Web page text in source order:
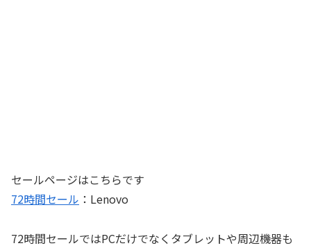
セールページはこちらです
72時間セール ：Lenovo
72時間セールではPCだけでなくタブレットや周辺機器も